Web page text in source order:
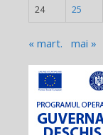
24 25
« mart. mai »